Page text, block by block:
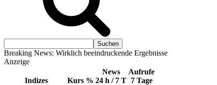
Breaking News: Wirklich beeindruckende Ergebnisse
Anzeige
Indizes Kurs %
News
24 h / 7 T
Aufrufe
7 Tage